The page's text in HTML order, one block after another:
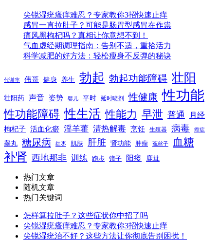
尖锐湿疣瘙痒难忍？专家教你3招快速止痒
感冒一直拉肚子？可能是肠胃型感冒在作祟
痛风黑枸杞吗？真相让你意想不到！
气血虚经期调理指南：告别不适，重拾活力
科学减肥的好方法：轻松瘦身不反弹的秘诀
代谢率 伟哥 健身 养生 勃起 勃起功能障碍 壮阳
壮阳药 声音 姿势 婴儿 平时 延时喷剂 性健康 性功能
性功能障碍 性生活 性能力 早泄 普通 月经
枸杞子 活血化瘀 淫羊藿 清热解毒 烹饪 生殖器 病毒 癌症
睾丸 糖尿病 红枣 肌肤 肝脏 肾功能 肿瘤 菟丝子 血糖
补肾 西地那非 训练 跑步 镜子 阳痿 鹿茸
热门文章
随机文章
热门关键词
怎样算拉肚子？这些症状你中招了吗
尖锐湿疣瘙痒难忍？专家教你3招快速止痒
尖锐湿疣治不好？这些方法让你彻底告别困扰！